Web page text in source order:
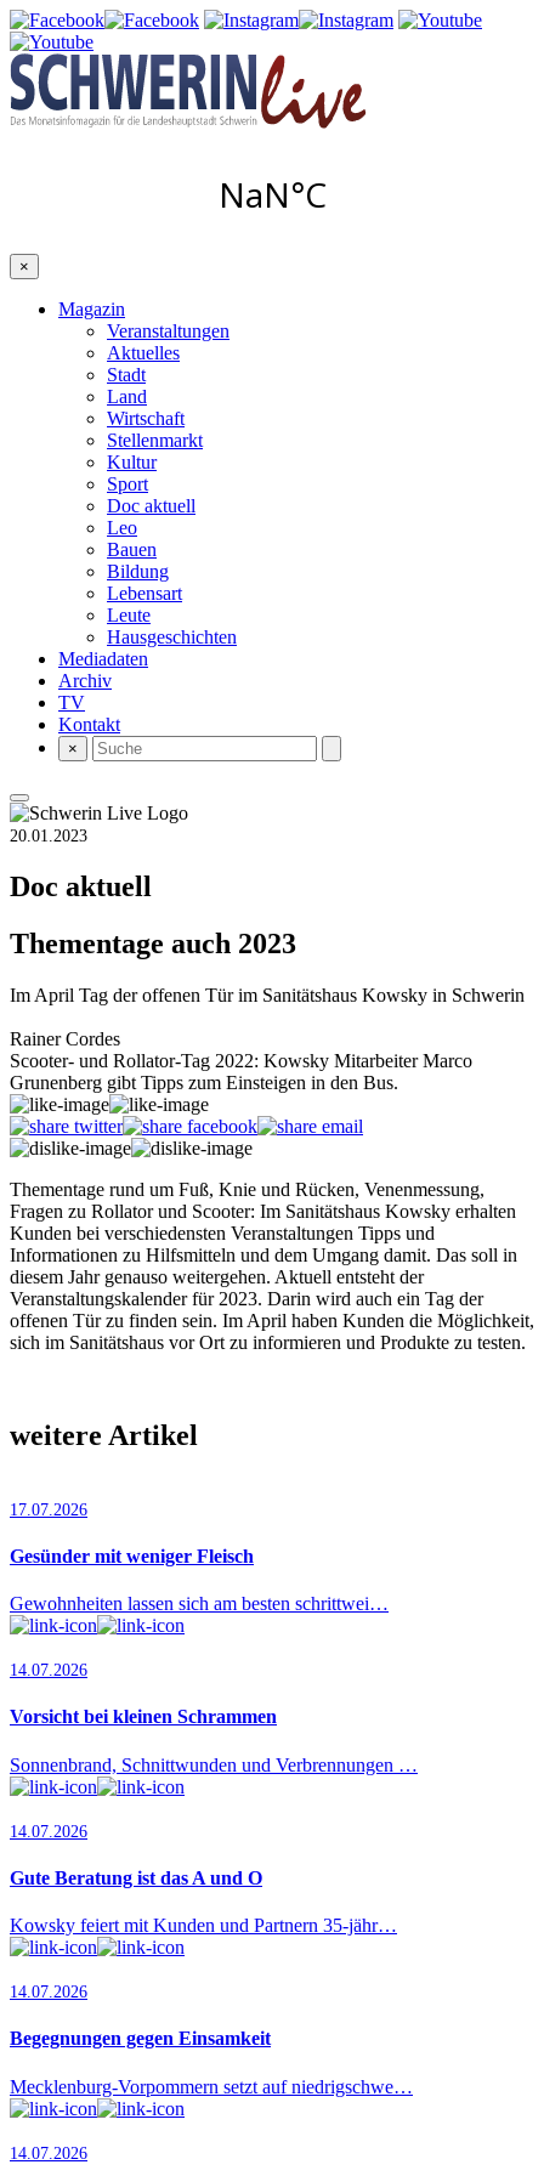
×
Magazin
Veranstaltungen
Aktuelles
Stadt
Land
Wirtschaft
Stellenmarkt
Kultur
Sport
Doc aktuell
Leo
Bauen
Bildung
Lebensart
Leute
Hausgeschichten
Mediadaten
Archiv
TV
Kontakt
×
20.01.2023
Doc aktuell
Thementage auch 2023
Im April Tag der offenen Tür im Sanitätshaus Kowsky in Schwerin
Rainer Cordes
Scooter- und Rollator-Tag 2022: Kowsky Mitarbeiter Marco
Grunenberg gibt Tipps zum Einsteigen in den Bus.
Thementage rund um Fuß, Knie und Rücken, Venenmessung,
Fragen zu Rollator und Scooter: Im Sanitätshaus Kowsky erhalten
Kunden bei verschiedensten Veranstaltungen Tipps und
Informationen zu Hilfsmitteln und dem Umgang damit. Das soll in
diesem Jahr genauso weitergehen. Aktuell entsteht der
Veranstaltungskalender für 2023. Darin wird auch ein Tag der
offenen Tür zu finden sein. Im April haben Kunden die Möglichkeit,
sich im Sanitätshaus vor Ort zu informieren und Produkte zu testen.
weitere Artikel
17.07.2026
Gesünder mit weniger Fleisch
Gewohnheiten lassen sich am besten schrittwei…
14.07.2026
Vorsicht bei kleinen Schrammen
Sonnenbrand, Schnittwunden und Verbrennungen …
14.07.2026
Gute Beratung ist das A und O
Kowsky feiert mit Kunden und Partnern 35-jähr…
14.07.2026
Begegnungen gegen Einsamkeit
Mecklenburg-Vorpommern setzt auf niedrigschwe…
14.07.2026